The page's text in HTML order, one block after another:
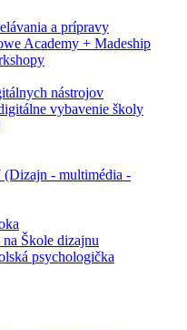
a prípravy
Academy + Madeship
nástrojov
vybavenie školy
- multimédia -
Škole dizajnu
psychologička